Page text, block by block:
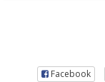
Facebook